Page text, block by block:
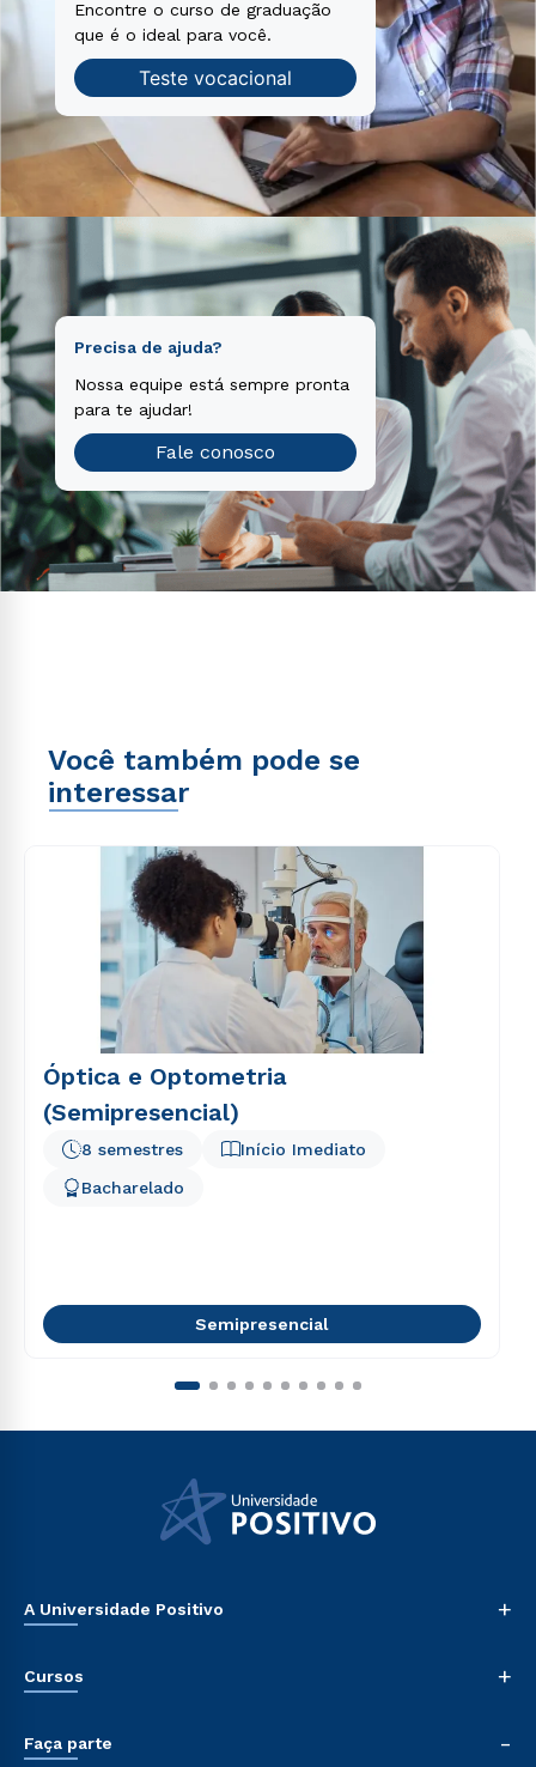
Encontre o curso de graduação
que é o ideal para você.
Teste vocacional
Precisa de ajuda?
Nossa equipe está sempre pronta
para te ajudar!
Fale conosco
Você também pode se
interessar
Óptica e Optometria
(Semipresencial)
Início Imediato
8 semestres
Bacharelado
Semipresencial
A Universidade Positivo +
Sala de Imprensa
Sou Colaborador
Cursos +
Pós-graduação
Faça parte -